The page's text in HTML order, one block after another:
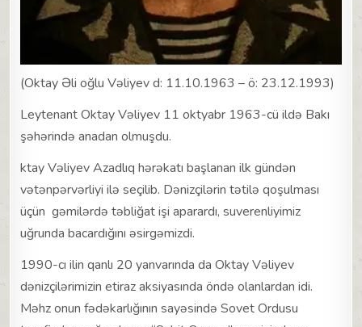
(Oktay Əli oğlu Vəliyev d: 11.10.1963 – ö: 23.12.1993)
Leytenant Oktay Vəliyev 11 oktyabr 1963-cü ildə Bakı
şəhərində anadan olmuşdu.
ktay Vəliyev Azadlıq hərəkatı başlanan ilk gündən
vətənpərvərliyi ilə seçilib. Dənizçilərin tətilə qoşulması
üçün gəmilərdə təbliğat işi aparardı, suverenliyimiz
uğrunda bacardığını əsirgəmizdi.
1990-cı ilin qanlı 20 yanvarında da Oktay Vəliyev
dənizçilərimizin etiraz aksiyasında öndə olanlardan idi.
Məhz onun fədəkarlığının sayəsində Sovet Ordusu